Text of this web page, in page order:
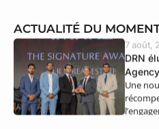
ACTUALITÉ DU
7 août,
DRN
Une